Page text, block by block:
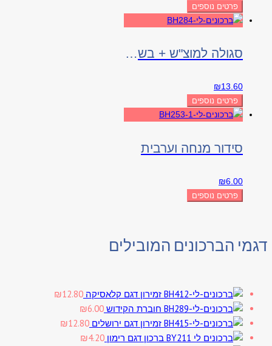
פרטים נוספים
סגולה למוצ"ש + בשמים
₪13.60
פרטים נוספים
סידור מנחה וערבית
₪6.00
פרטים נוספים
דגמי הברכונים המובילים
זמירון דגם קלאסיקה ₪12.80
חוברת הקידוש
₪6.00
זמירון דגם ירושלים
₪12.80
ברכון דגם רימון
₪4.20